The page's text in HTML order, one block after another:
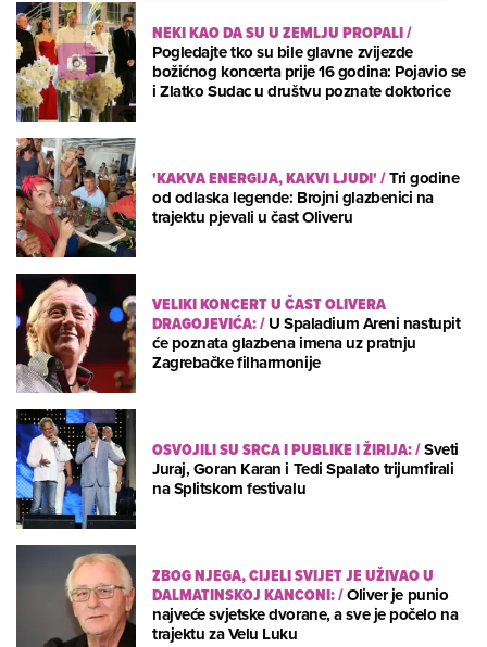
NEKI KAO DA SU U ZEMLJU PROPALI/
Pogledajte tko su bile glavne zvijezde
božićnog koncerta prije 16 godina: Pojavio se
i Zlatko Sudac u društvu poznate doktorice
'KAKVA ENERGIJA, KAKVI LJUDI'/Tri godine
od odlaska legende: Brojni glazbenici na
trajektu pjevali u čast Oliveru
VELIKI KONCERT U ČAST OLIVERA
DRAGOJEVIĆA:/U Spaladium Areni nastupit
će poznata glazbena imena uz pratnju
Zagrebačke filharmonije
OSVOJILI SU SRCA I PUBLIKE I ŽIRIJA:/Sveti
Juraj, Goran Karan i Tedi Spalato trijumfirali
na Splitskom festivalu
ZBOG NJEGA, CIJELI SVIJET JE UŽIVAO U
DALMATINSKOJ KANCONI:/Oliver je punio
najveće svjetske dvorane, a sve je počelo na
trajektu za Velu Luku